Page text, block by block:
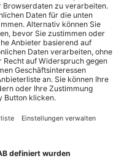
Beeren und
Und, wer
über einen
Denn neben
noch hübsche
als Deko
Beispiel als
oder Basteleien aus